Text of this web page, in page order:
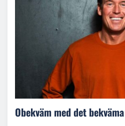
Obekväm med det bekväma